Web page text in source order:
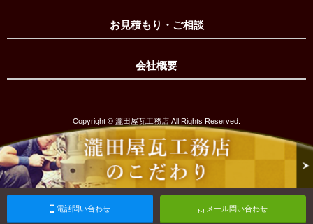
お見積もり・ご相談
会社概要
Copyright © 瀧田屋瓦工務店 All Rights Reserved.
電話問い合わせ メール問い合わせ